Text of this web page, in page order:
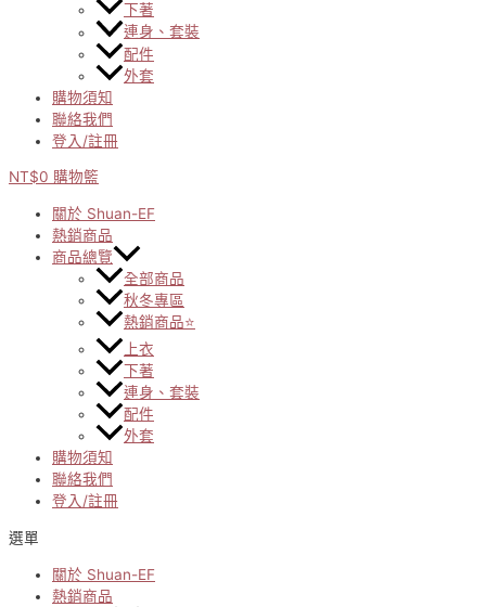
下著
連身、套裝
配件
外套
購物須知
聯絡我們
登入/註冊
NT$0 購物籃
關於 Shuan-EF
熱銷商品
商品總覽
全部商品
秋冬專區
熱銷商品⭐
上衣
下著
連身、套裝
配件
外套
購物須知
聯絡我們
登入/註冊
選單
關於 Shuan-EF
熱銷商品